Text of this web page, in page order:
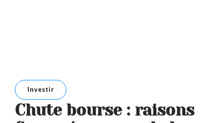
Investir
Chute bourse : raisons